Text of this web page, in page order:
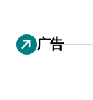
广告